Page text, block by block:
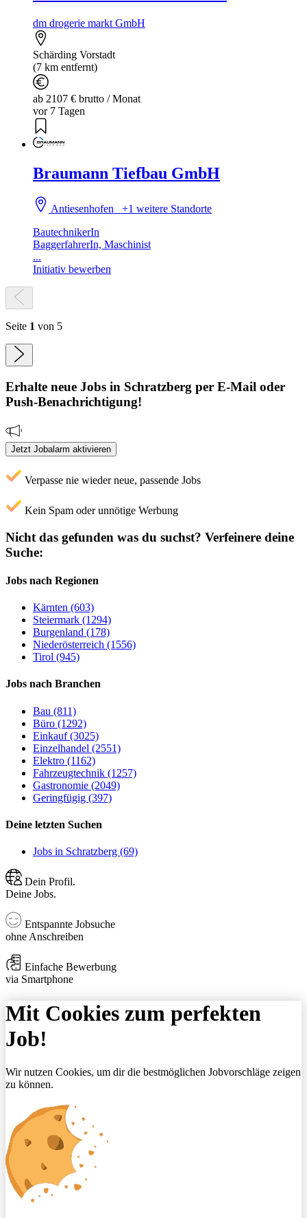
dm drogerie markt GmbH
Schärding Vorstadt
(7 km entfernt)
ab 2107 € brutto / Monat
vor 7 Tagen
Braumann Tiefbau GmbH
Antiesenhofen+1 weitere Standorte
BautechnikerIn
BaggerfahrerIn, Maschinist
...
Initiativ bewerben
Seite 1 von 5
Erhalte neue Jobs in Schratzberg per E-Mail oder
Push-Benachrichtigung!
Jetzt Jobalarm aktivieren
Verpasse nie wieder neue, passende Jobs
Kein Spam oder unnötige Werbung
Nicht das gefunden was du suchst? Verfeinere deine
Suche:
Jobs nach Regionen
Kärnten (603)
Steiermark (1294)
Burgenland (178)
Niederösterreich (1556)
Tirol (945)
Jobs nach Branchen
Bau (811)
Büro (1292)
Einkauf (3025)
Einzelhandel (2551)
Elektro (1162)
Fahrzeugtechnik (1257)
Gastronomie (2049)
Geringfügig (397)
Deine letzten Suchen
Jobs in Schratzberg (69)
Dein Profil.
Deine Jobs.
Entspannte Jobsuche
ohne Anschreiben
Einfache Bewerbung
via Smartphone
Mit Cookies zum perfekten
Job!
Wir nutzen Cookies, um dir die bestmöglichen Jobvorschläge zeigen
zu können.